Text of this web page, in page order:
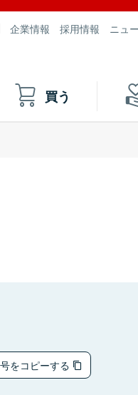
企業情報 採用情報 ニュ
買う
をコピーする